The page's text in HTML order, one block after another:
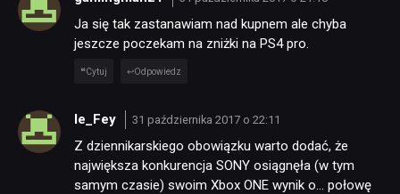
PUBLICYSTYKA
KULTURA
RETRO
TECHNOLOGIE
Ja się tak zastanawiam nad kupnem ale chyba
jeszcze poczekam na zniżki na PS4 pro.
Cytuj Odpowiedz
le_Fey 31 października 2017 o 22:11
Z dziennikarskiego obowiązku warto dodać, że
największa konkurencja SONY osiągnęła (w tym
samym czasie) swoim Xbox ONE wynik o… połowę